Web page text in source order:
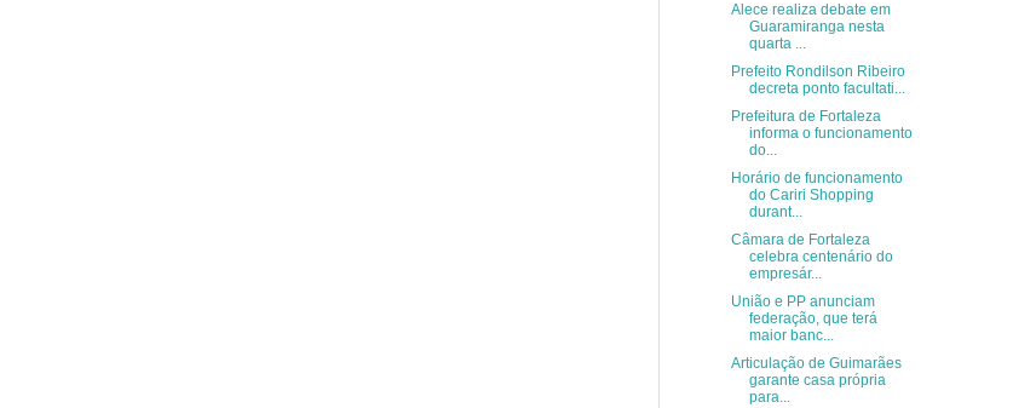
Alece realiza debate em
Guaramiranga nesta
quarta ...
Prefeito Rondilson Ribeiro
decreta ponto facultati...
Prefeitura de Fortaleza
informa o funcionamento
do...
Horário de funcionamento
do Cariri Shopping
durant...
Câmara de Fortaleza
celebra centenário do
empresár...
União e PP anunciam
federação, que terá
maior banc...
Articulação de Guimarães
garante casa própria
para...